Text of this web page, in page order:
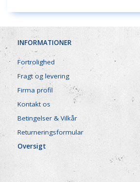
INFORMATIONER
Fortrolighed
Fragt og levering
Firma profil
Kontakt os
Betingelser & Vilkår
Returneringsformular
Oversigt